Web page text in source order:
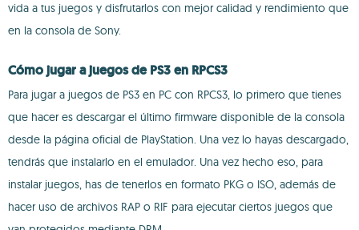
vida a tus juegos y disfrutarlos con mejor calidad y rendimiento que
en la consola de Sony.
Cómo jugar a juegos de PS3 en RPCS3
Para jugar a juegos de PS3 en PC con RPCS3, lo primero que tienes
que hacer es descargar el último firmware disponible de la consola
desde la página oficial de PlayStation. Una vez lo hayas descargado,
tendrás que instalarlo en el emulador. Una vez hecho eso, para
instalar juegos, has de tenerlos en formato PKG o ISO, además de
hacer uso de archivos RAP o RIF para ejecutar ciertos juegos que